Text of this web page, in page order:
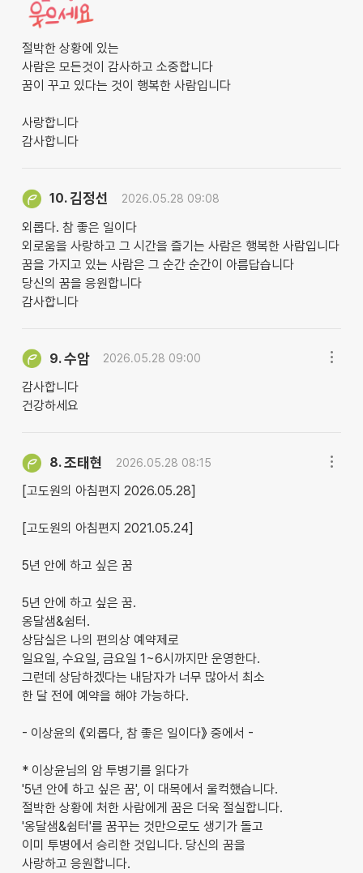
절박한 상황에 있는
사람은 모든것이 감사하고 소중합니다
꿈이 꾸고 있다는 것이 행복한 사람입니다
사랑합니다
감사합니다
10.김정선 2026.05.28 09:08
외롭다. 참 좋은 일이다
외로움을 사랑하고 그 시간을 즐기는 사람은 행복한 사람입니다
꿈을 가지고 있는 사람은 그 순간 순간이 아름답습니다
당신의 꿈을 응원합니다
감사합니다
9.수암 2026.05.28 09:00
감사합니다
건강하세요
8.조태현 2026.05.28 08:15
[고도원의 아침편지 2026.05.28]
[고도원의 아침편지 2021.05.24]
5년 안에 하고 싶은 꿈
5년 안에 하고 싶은 꿈.
옹달샘&쉼터.
상담실은 나의 편의상 예약제로
일요일, 수요일, 금요일 1~6시까지만 운영한다.
그런데 상담하겠다는 내담자가 너무 많아서 최소
한 달 전에 예약을 해야 가능하다.
- 이상윤의 《외롭다, 참 좋은 일이다》 중에서 -
* 이상윤님의 암 투병기를 읽다가
'5년 안에 하고 싶은 꿈', 이 대목에서 울컥했습니다.
절박한 상황에 처한 사람에게 꿈은 더욱 절실합니다.
'옹달샘&쉼터'를 꿈꾸는 것만으로도 생기가 돌고
이미 투병에서 승리한 것입니다. 당신의 꿈을
사랑하고 응원합니다.